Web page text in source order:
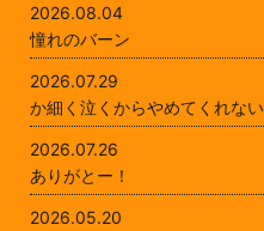
2026.08.04
憧れのバーン
2026.07.29
か細く泣くからやめてくれな
2026.07.26
ありがとー！
2026.05.20